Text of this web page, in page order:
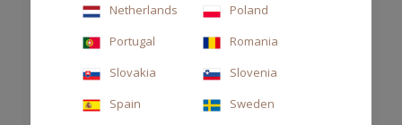
DIFFUSORE STILE 250ML THÉ
63,00 €
Netherlands
Poland
Portugal
Romania
Slovakia
Slovenia
Spain
Sweden